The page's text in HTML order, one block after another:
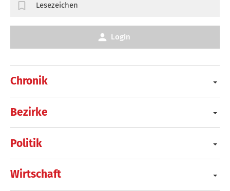
Chronik
Bezirke
Politik
Wirtschaft
Lesezeichen
Login